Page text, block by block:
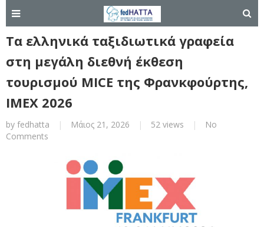
Τα ελληνικά ταξιδιωτικά γραφεία
στη μεγάλη διεθνή έκθεση
τουρισμού MICE της Φρανκφούρτης,
IMEX 2026
by fedhatta | Μάιος 21, 2026 | 52 views |
No
Comments